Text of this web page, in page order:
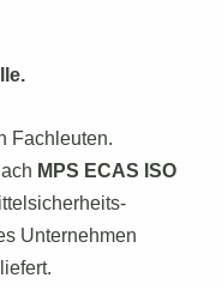
Fachleuten.
MPS ECAS ISO
Unternehmen